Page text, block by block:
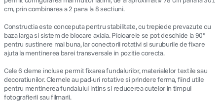
cm, prin combinarea a 2 pana la 8 sectiuni.
Constructia este conceputa pentru stabilitate, cu trepiede prevazute cu
baza larga si sistem de blocare axiala. Picioarele se pot deschide la 90°
pentru sustinere mai buna, iar conectorii rotativi si suruburile de fixare
ajuta la mentinerea barei transversale in pozitie corecta.
Cele 6 cleme incluse permit fixarea fundalurilor, materialelor textile sau
decoratiunilor. Clemele au pad-uri rotative si prindere ferma, fiind utile
pentru mentinerea fundalului intins si reducerea cutelor in timpul
fotografierii sau filmarii.